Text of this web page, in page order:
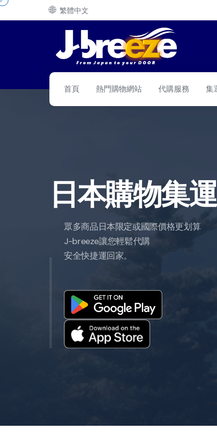
🌐 繁體中文
首頁 熱門購物網站 代購服務 集
日本商品輕
Mercari、Yahoo拍賣、Rakuten 等熱門
專人協助下單、付款及國際配送。
開始代購